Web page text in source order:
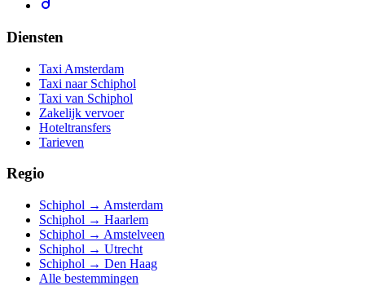
Diensten
Taxi Amsterdam
Taxi naar Schiphol
Taxi van Schiphol
Zakelijk vervoer
Hoteltransfers
Tarieven
Regio
Schiphol → Amsterdam
Schiphol → Haarlem
Schiphol → Amstelveen
Schiphol → Utrecht
Schiphol → Den Haag
Alle bestemmingen